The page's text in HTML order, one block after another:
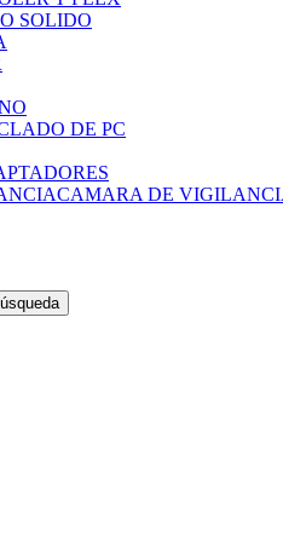
SOLIDO
DE PC
CAMARA DE